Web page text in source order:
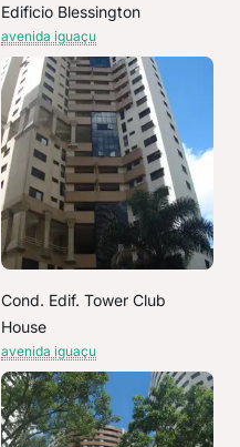
Edificio Blessington
avenida iguaçu
Cond. Edif. Tower Club
House
avenida iguaçu